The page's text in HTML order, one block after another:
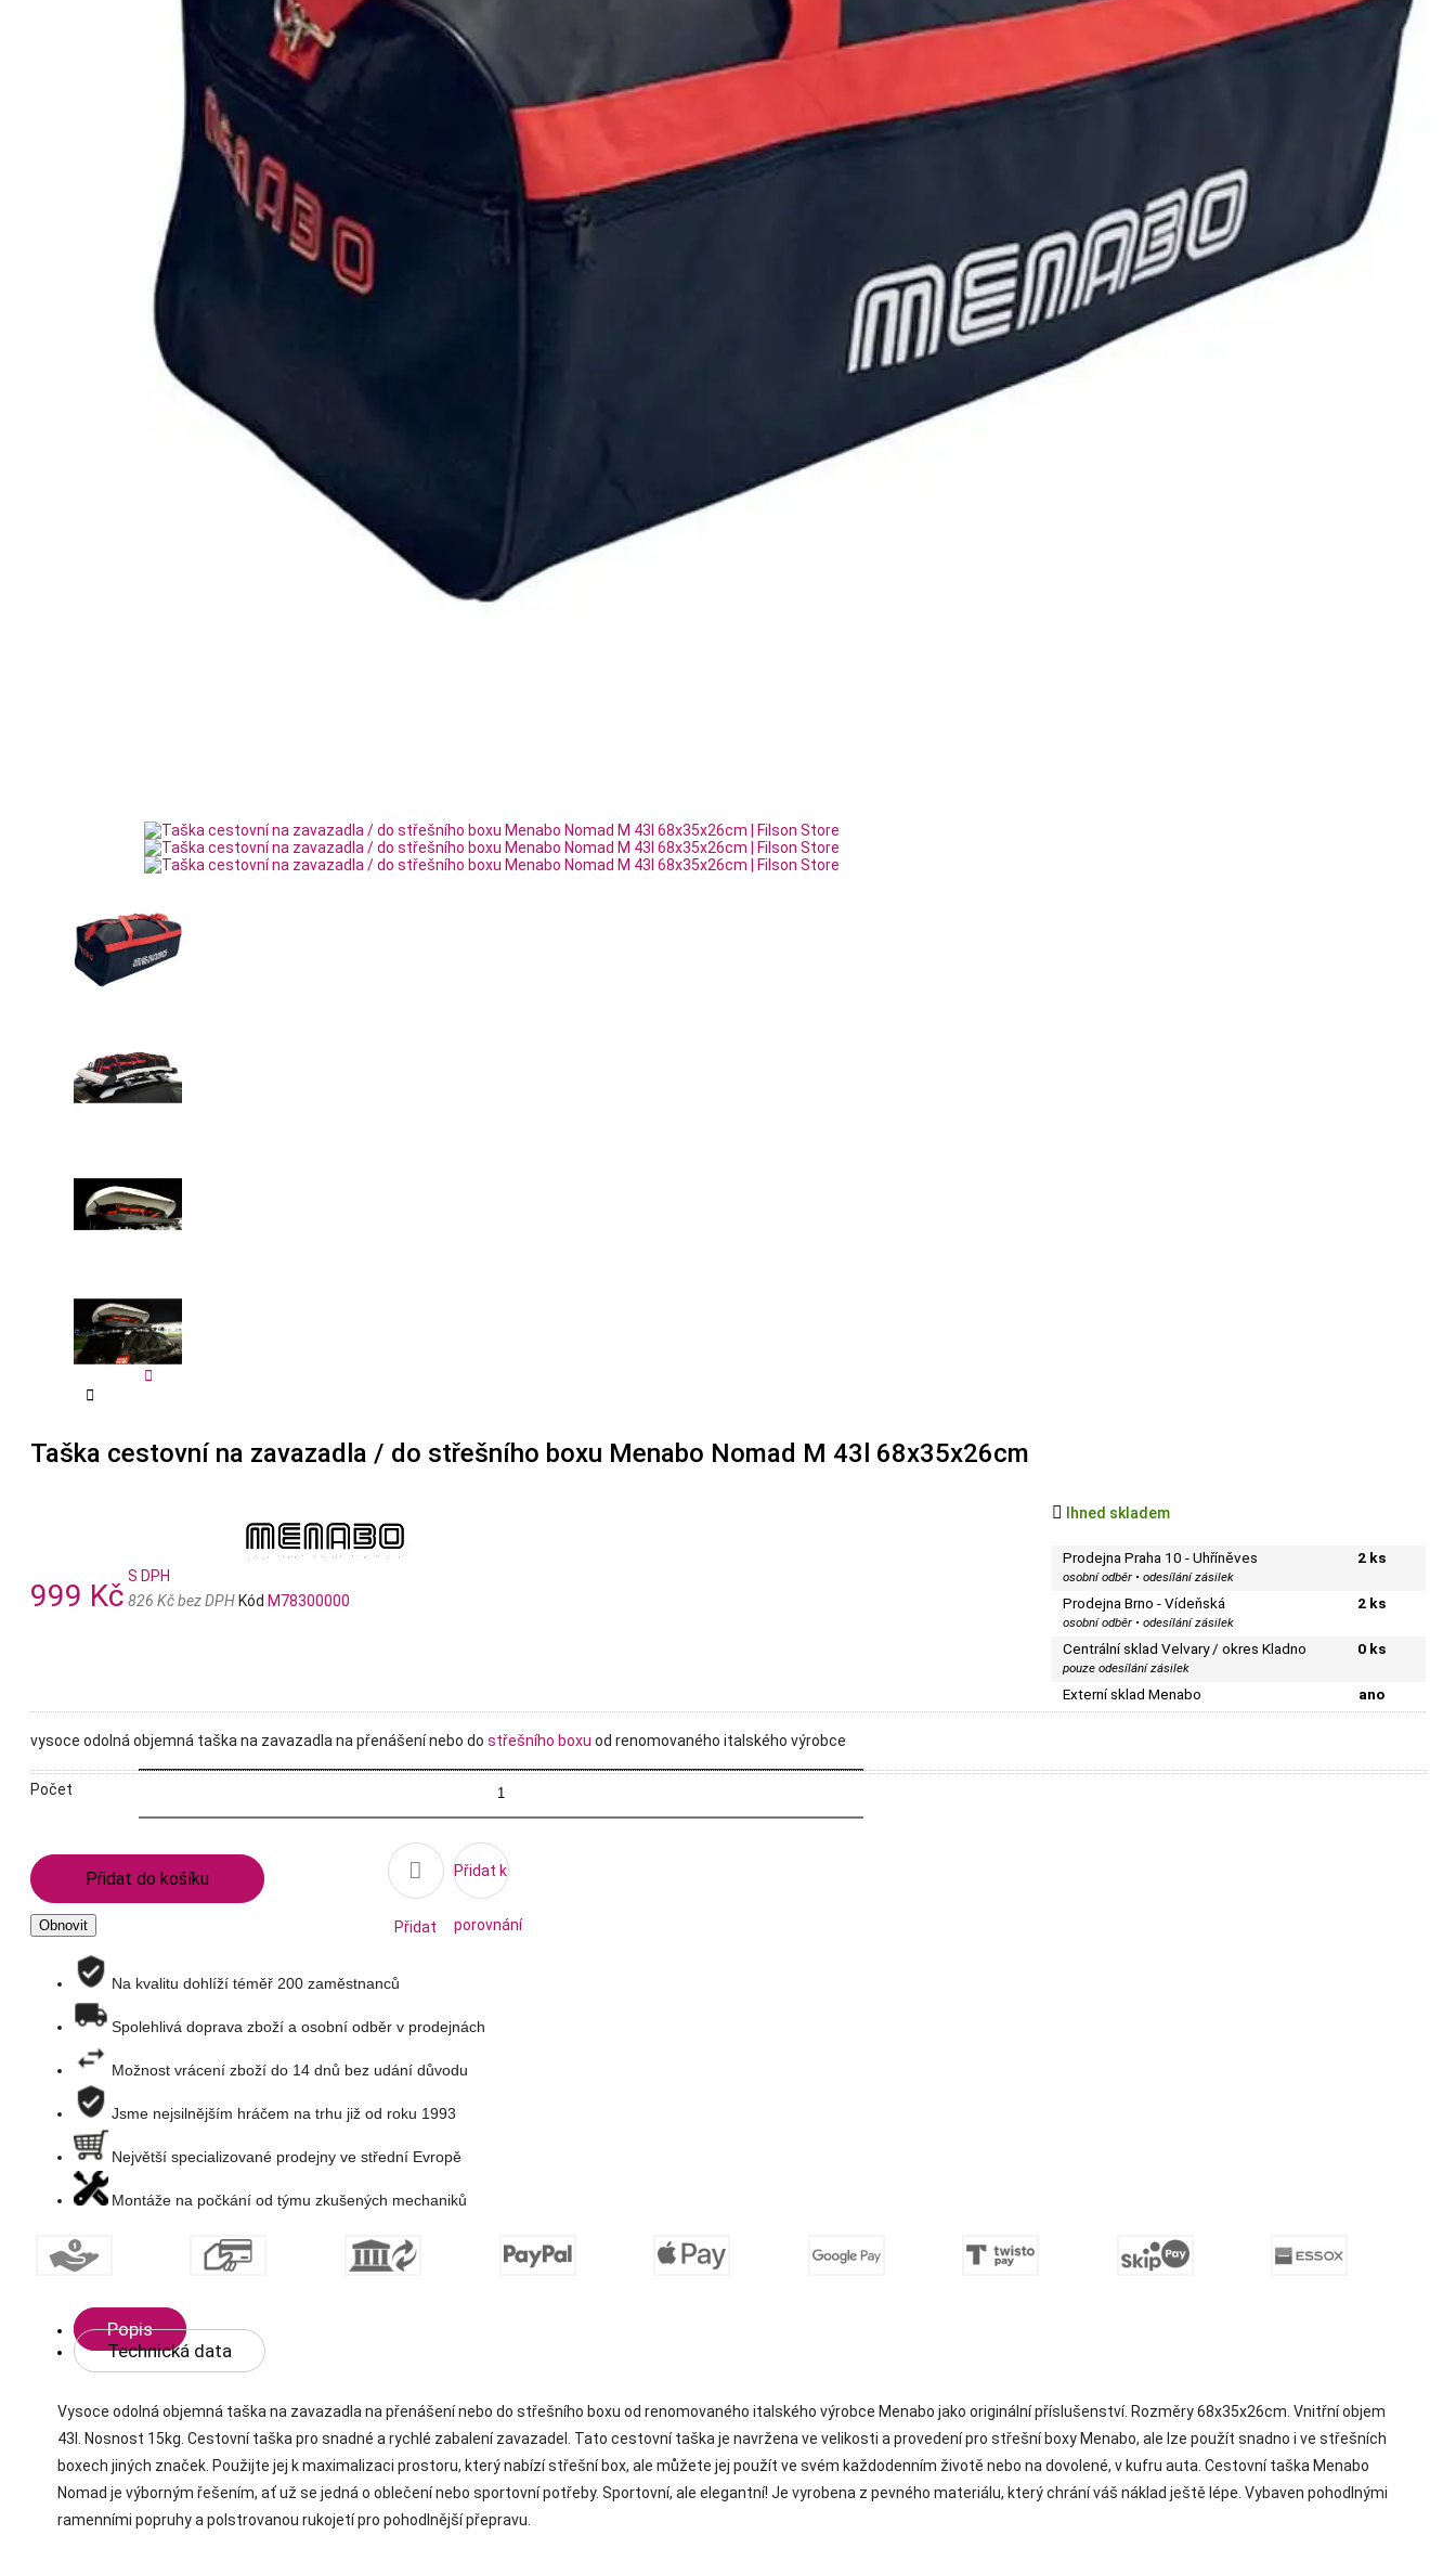


Taška cestovní na zavazadla / do střešního boxu Menabo Nomad M 43l 68x35x26cm
999 Kč
S DPH
826 Kč bez DPH Kód M78300000
 Ihned skladem
Prodejna Praha 10 - Uhříněves
osobní odběr • odesílání zásilek
2 ks
Prodejna Brno - Vídeňská
osobní odběr • odesílání zásilek
2 ks
Centrální sklad Velvary / okres Kladno
pouze odesílání zásilek
0 ks
Externí sklad Menabo ano
vysoce odolná objemná taška na zavazadla na přenášení nebo do střešního boxu od renomovaného italského výrobce
Počet
Přidat do košíku 
Přidat
seznam
Přidat k
porovnání
Na kvalitu dohlíží téměř 200 zaměstnanců
Spolehlivá doprava zboží a osobní odběr v prodejnách
Možnost vrácení zboží do 14 dnů bez udání důvodu
Jsme nejsilnějším hráčem na trhu již od roku 1993
Největší specializované prodejny ve střední Evropě
Montáže na počkání od týmu zkušených mechaniků
Popis
Technická data
Vysoce odolná objemná taška na zavazadla na přenášení nebo do střešního boxu od renomovaného italského výrobce Menabo jako originální příslušenství. Rozměry 68x35x26cm. Vnitřní objem
43l. Nosnost 15kg. Cestovní taška pro snadné a rychlé zabalení zavazadel. Tato cestovní taška je navržena ve velikosti a provedení pro střešní boxy Menabo, ale lze použít snadno i ve střešních
boxech jiných značek. Použijte jej k maximalizaci prostoru, který nabízí střešní box, ale můžete jej použít ve svém každodenním životě nebo na dovolené, v kufru auta. Cestovní taška Menabo
Nomad je výborným řešením, ať už se jedná o oblečení nebo sportovní potřeby. Sportovní, ale elegantní! Je vyrobena z pevného materiálu, který chrání váš náklad ještě lépe. Vybaven pohodlnými
ramenními popruhy a polstrovanou rukojetí pro pohodlnější přepravu.